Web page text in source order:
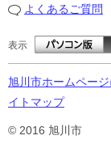
よくあるご質問
表示
旭川市ホームペー
イトマップ
© 2016 旭川市